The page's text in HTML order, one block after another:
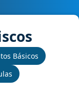
Básicos